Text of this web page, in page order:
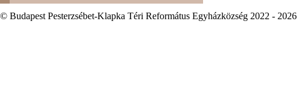
© Budapest Pesterzsébet-Klapka Téri Református Egyházközség 2022 - 2026